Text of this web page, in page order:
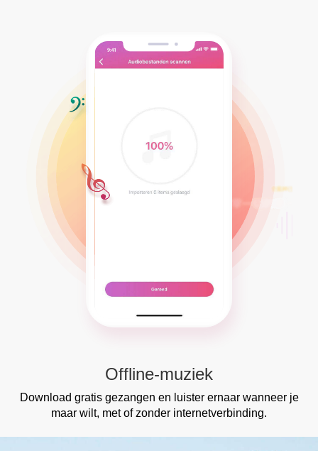
Offline-muziek
Download gratis gezangen en luister ernaar wanneer je
maar wilt, met of zonder internetverbinding.